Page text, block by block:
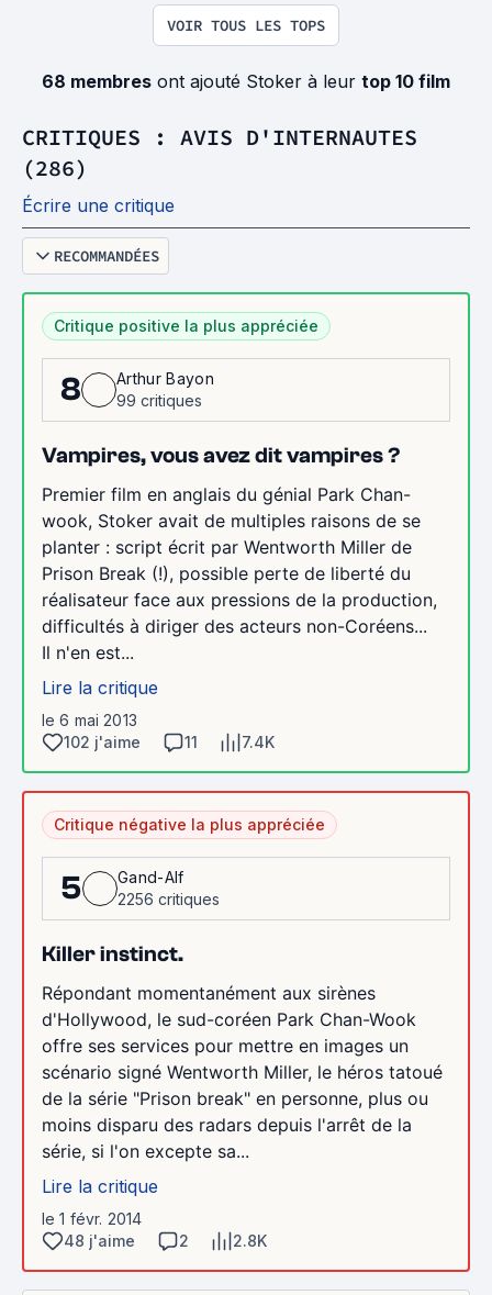
VOIR TOUS LES TOPS
68 membres ont ajouté Stoker à leur top 10 film
CRITIQUES : AVIS D'INTERNAUTES
(286)
Écrire une critique
RECOMMANDÉES
Critique positive la plus appréciée
8
Arthur Bayon
99 critiques
Vampires, vous avez dit vampires ?
Premier film en anglais du génial Park Chan-
wook, Stoker avait de multiples raisons de se
planter : script écrit par Wentworth Miller de
Prison Break (!), possible perte de liberté du
réalisateur face aux pressions de la production,
difficultés à diriger des acteurs non-Coréens...
Il n'en est...
Lire la critique
le 6 mai 2013
102 j'aime
11 7.4K
Critique négative la plus appréciée
5
Gand-Alf
2256 critiques
Killer instinct.
Répondant momentanément aux sirènes
d'Hollywood, le sud-coréen Park Chan-Wook
offre ses services pour mettre en images un
scénario signé Wentworth Miller, le héros tatoué
de la série "Prison break" en personne, plus ou
moins disparu des radars depuis l'arrêt de la
série, si l'on excepte sa...
Lire la critique
le 1 févr. 2014
48 j'aime
2 2.8K